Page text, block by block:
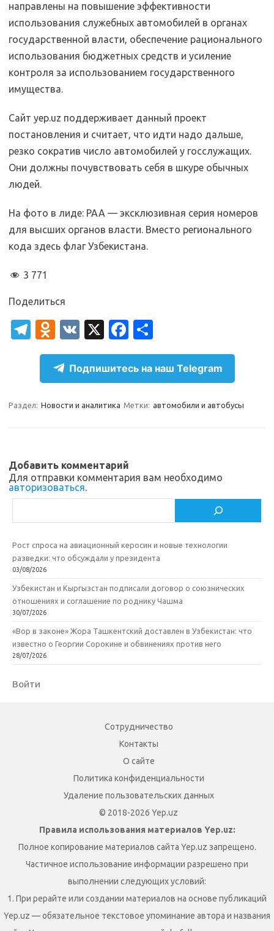
направлены на повышение эффективности
использования служебных автомобилей в органах
государственной власти, обеспечение рационального
использования бюджетных средств и усиление
контроля за использованием государственного
имущества.
Сайт yep.uz поддерживает данный проект
постановления и считает, что идти надо дальше,
резко сократив число автомобилей у госслужащих.
Они должны почувствовать себя в шкуре обычных
людей.
На фото в лиде: PAA — эксклюзивная серия номеров
для высших органов власти. Вместо регионального
кода здесь флаг Узбекистана.
3 771
Поделиться
T
el
gr
a
O
d
n
o
kl
ik
i
V
K
X
Fa
c
e
b
o
т
п
р
а
ь
Подпишитесь на наш Telegram
Раздел: Новости и аналитика Метки: автомобили и автобусы
Добавить комментарий
Для отправки комментария вам необходимо
авторизоваться.
Рост спроса на авиационный керосин и новые технологии
разведки: что обсуждали у президента
03/08/2026
Узбекистан и Кыргызстан подписали договор о союзнических
отношениях и соглашение по роднику Чашма
30/07/2026
«Вор в законе» Жора Ташкентский доставлен в Узбекистан: что
известно о Георгии Сорокине и обвинениях против него
28/07/2026
Войти
Сотрудничество
Контакты
О сайте
Политика конфиденциальности
Удаление пользовательских данных
© 2018-2026 Yep.uz
Правила использования материалов Yep.uz:
Полное копирование материалов сайта Yep.uz запрещено.
Частичное использование информации разрешено при
выполнении следующих условий:
1. При рерайте или создании материалов на основе публикаций
Yep.uz — обязательное текстовое упоминание автора и названия